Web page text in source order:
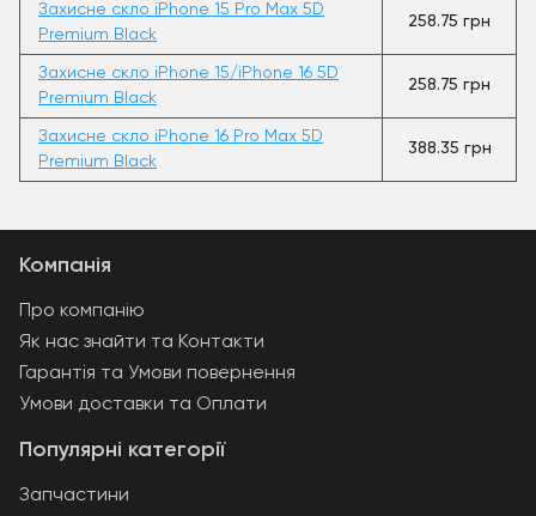
Захисне скло iPhone 15 Pro Max 5D
Premium Black
258.75 грн
Захисне скло iPhone 15/iPhone 16 5D
Premium Black
258.75 грн
Захисне скло iPhone 16 Pro Max 5D
Premium Black
388.35 грн
Популярні категорії
Запчастини
Компанія
Про компанію
Як нас знайти та Контакти
Гарантія та Умови повернення
Умови доставки та Оплати